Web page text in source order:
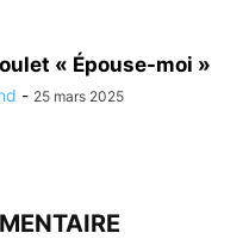
« Épouse-moi »
- 25 mars 2025